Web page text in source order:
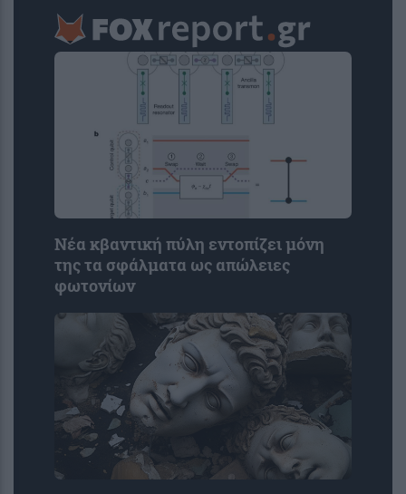
Νέα κβαντική πύλη εντοπίζει μόνη
της τα σφάλματα ως απώλειες
φωτονίων